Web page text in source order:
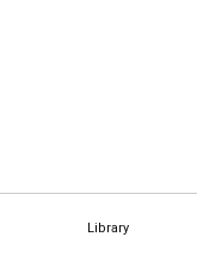
Library